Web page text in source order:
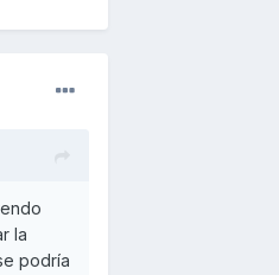
la
podría